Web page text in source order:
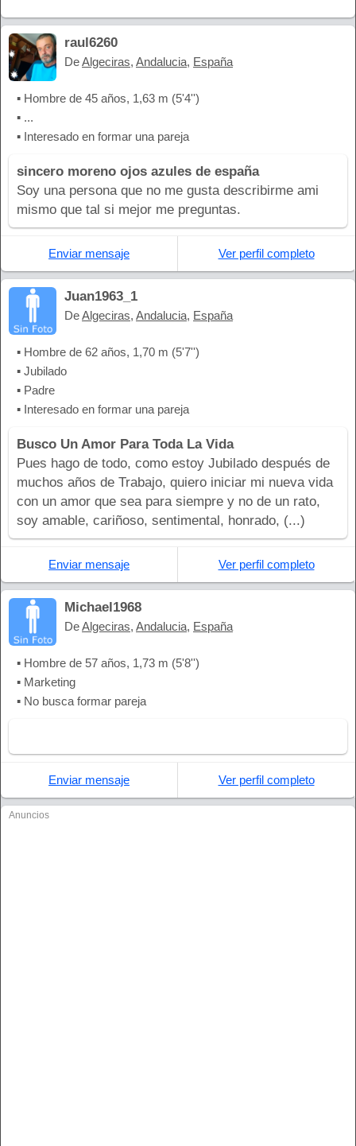
raul6260
DeAlgeciras, Andalucia, España
▪ Hombre de 45 años, 1,63 m (5'4'')
▪ ...
▪ Interesado en formar una pareja
sincero moreno ojos azules de españa
Soy una persona que no me gusta describirme ami
mismo que tal si mejor me preguntas.
Enviar mensaje Ver perfil completo
Juan1963_1
DeAlgeciras, Andalucia, España
▪ Hombre de 62 años, 1,70 m (5'7'')
▪ Jubilado
▪ Padre
▪ Interesado en formar una pareja
Busco Un Amor Para Toda La Vida
Pues hago de todo, como estoy Jubilado después de
muchos años de Trabajo, quiero iniciar mi nueva vida
con un amor que sea para siempre y no de un rato,
soy amable, cariñoso, sentimental, honrado, (...)
Enviar mensaje Ver perfil completo
Michael1968
DeAlgeciras, Andalucia, España
▪ Hombre de 57 años, 1,73 m (5'8'')
▪ Marketing
▪ No busca formar pareja
Enviar mensaje Ver perfil completo
Anuncios